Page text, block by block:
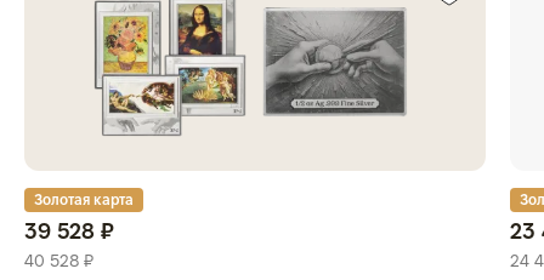
Золотая карта
39 528 ₽
40 528 ₽
23
24